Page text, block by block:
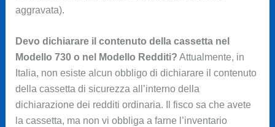
aggravata).
Devo dichiarare il contenuto della cassetta nel
Modello 730 o nel Modello Redditi? Attualmente, in
Italia, non esiste alcun obbligo di dichiarare il contenuto
della cassetta di sicurezza all’interno della
dichiarazione dei redditi ordinaria. Il fisco sa che avete
la cassetta, ma non vi obbliga a farne l’inventario